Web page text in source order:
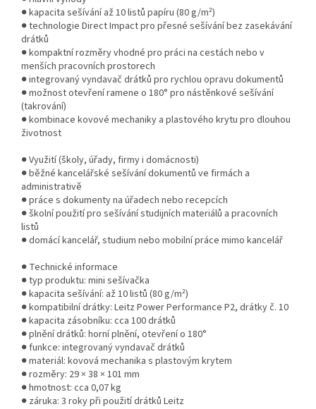
● kapacita sešívání až 10 listů papíru (80 g/m²)
● technologie Direct Impact pro přesné sešívání bez zasekávání
drátků
● kompaktní rozměry vhodné pro práci na cestách nebo v
menších pracovních prostorech
● integrovaný vyndavač drátků pro rychlou opravu dokumentů
● možnost otevření ramene o 180° pro nástěnkové sešívání
(takrování)
● kombinace kovové mechaniky a plastového krytu pro dlouhou
životnost
● Využití (školy, úřady, firmy i domácnosti)
● běžné kancelářské sešívání dokumentů ve firmách a
administrativě
● práce s dokumenty na úřadech nebo recepcích
● školní použití pro sešívání studijních materiálů a pracovních
listů
● domácí kancelář, studium nebo mobilní práce mimo kancelář
● Technické informace
● typ produktu: mini sešívačka
● kapacita sešívání: až 10 listů (80 g/m²)
● kompatibilní drátky: Leitz Power Performance P2, drátky č. 10
● kapacita zásobníku: cca 100 drátků
● plnění drátků: horní plnění, otevření o 180°
● funkce: integrovaný vyndavač drátků
● materiál: kovová mechanika s plastovým krytem
● rozměry: 29 × 38 × 101 mm
● hmotnost: cca 0,07 kg
● záruka: 3 roky při použití drátků Leitz